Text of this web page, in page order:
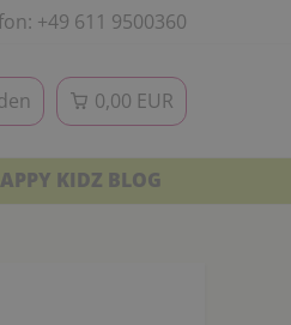
+49 611 9500360
0,00 EUR
KIDZ BLOG